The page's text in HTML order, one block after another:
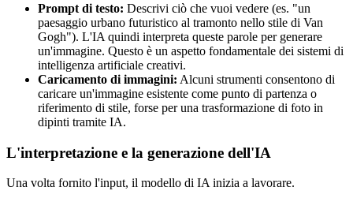
Prompt di testo: Descrivi ciò che vuoi vedere (es. "un
paesaggio urbano futuristico al tramonto nello stile di Van
Gogh"). L'IA quindi interpreta queste parole per generare
un'immagine. Questo è un aspetto fondamentale dei sistemi di
intelligenza artificiale creativi.
Caricamento di immagini: Alcuni strumenti consentono di
caricare un'immagine esistente come punto di partenza o
riferimento di stile, forse per una trasformazione di foto in
dipinti tramite IA.
L'interpretazione e la generazione dell'IA
Una volta fornito l'input, il modello di IA inizia a lavorare.